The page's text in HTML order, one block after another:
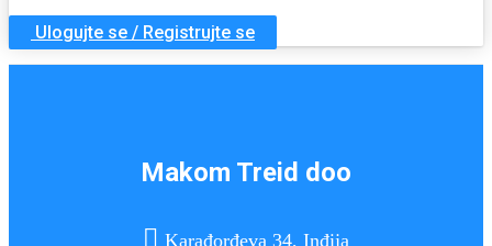
Ulogujte se / Registrujte se
Makom Treid doo
 Karađorđeva 34, Inđija